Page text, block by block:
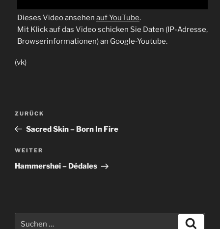
Dieses Video ansehen auf YouTube.
Mit Klick auf das Video schicken Sie Daten (IP-Adresse,
Browserinformationen) an Google-Youtube.
(vk)
Beitragsnavigation
Vorheriger
Beitrag
ZURÜCK
Sacred Skin – Born In Fire
Nächster
Beitrag
WEITER
Hammershøi – Dédales